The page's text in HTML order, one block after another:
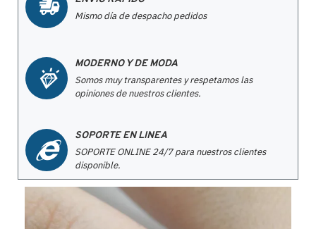
Mismo día de despacho pedidos
MODERNO Y DE MODA
Somos muy transparentes y respetamos las
opiniones de nuestros clientes.
SOPORTE EN LINEA
SOPORTE ONLINE 24/7 para nuestros clientes
disponible.